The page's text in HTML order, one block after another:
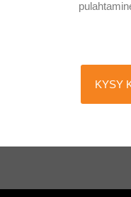
KYSY